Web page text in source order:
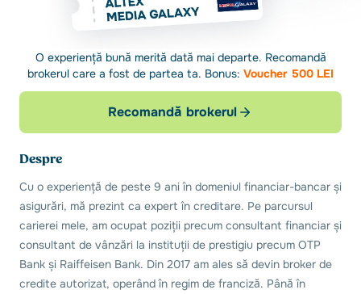
O experiență bună merită dată mai departe. Recomandă
brokerul care a fost de partea ta. Bonus: Voucher 500 LEI
Recomandă brokerul
Despre
Cu o experiență de peste 9 ani în domeniul financiar-bancar și
asigurări, mă prezint ca expert în creditare. Pe parcursul
carierei mele, am ocupat poziții precum consultant financiar și
consultant de vânzări la instituții de prestigiu precum OTP
Bank și Raiffeisen Bank. Din 2017 am ales să devin broker de
credite autorizat, operând în regim de franciză. Până în